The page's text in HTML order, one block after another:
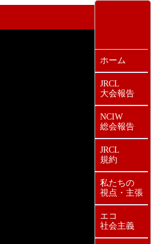
ホーム
JRCL
大会報告
NCIW
総会報告
JRCL
規約
私たちの
視点・主張
エコ
社会主義